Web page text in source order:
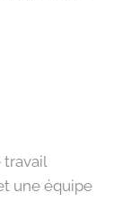
travail
une équipe